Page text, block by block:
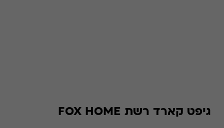
גיפט קארד רשת FOX HOME